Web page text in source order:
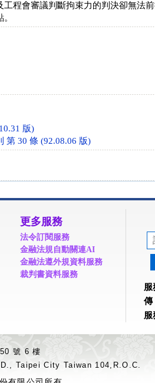
程會審議判斷拘束力的判決卻無法
版)
第 30 條 (92.08.06 版)
更多服務
法令訂閱服務
金融法規自動關連AI
金融法遵外規資料服務
裁判書資料服務
服
服
號 6 樓
Taipei City Taiwan 104,R.O.C.